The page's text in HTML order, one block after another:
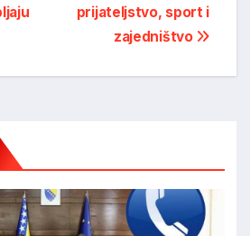
prijateljstvo, sport i
zajedništvo